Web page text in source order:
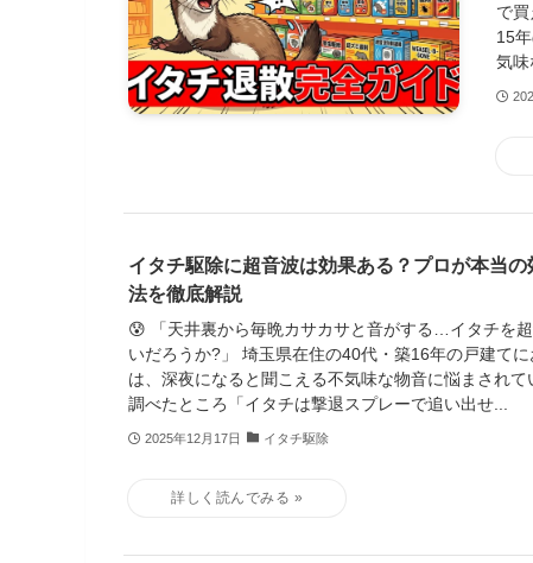
で
15
気味
イタチ駆除に超音波は効果ある？プロが本当
法を徹底解説
😰 「天井裏から毎晩カサカサと音がする…イタチを
いだろうか?」 埼玉県在住の40代・築16年の戸建て
は、深夜になると聞こえる不気味な物音に悩まされ
調べたところ「イタチは撃退スプレーで追い出せ...
2025年12月17日 イタチ駆除